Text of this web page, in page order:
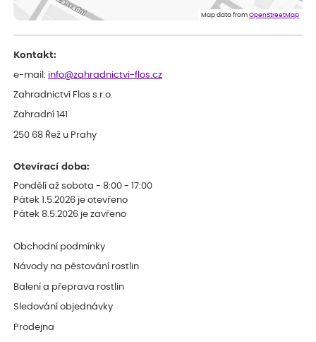
Eshop, objednání bylo v pořádku, žádný problém. Jen jsem byla
smutná z dodávky jedné kytky, která nebyla v nejlepší kondici a i
Map data fromOpenStreetMap
Kontakt:
e-mail: info@zahradnictvi-flos.cz
Zahradnictví Flos s.r.o.
Zahradní 141
250 68 Řež u Prahy
Otevírací doba:
Pondělí až sobota - 8:00 - 17:00
Pátek 1.5.2026 je otevřeno
Pátek 8.5.2026 je zavřeno
Obchodní podmínky
Návody na pěstování rostlin
Balení a přeprava rostlin
Sledování objednávky
Prodejna